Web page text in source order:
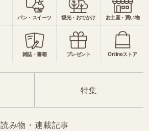
パン・スイーツ 観光・おでかけ お土産・買い物
雑誌・書籍 プレゼント Onlineストア
特集
読み物・連載記事